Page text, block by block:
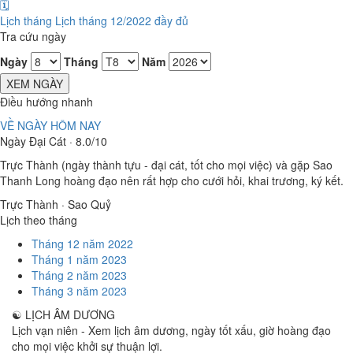
🗓️
Lịch tháng Lịch tháng 12/2022 đầy đủ
Tra cứu ngày
Ngày
Tháng
Năm
XEM NGÀY
Điều hướng nhanh
VỀ NGÀY HÔM NAY
Ngày Đại Cát · 8.0/10
Trực Thành (ngày thành tựu - đại cát, tốt cho mọi việc) và gặp Sao
Thanh Long hoàng đạo nên rất hợp cho cưới hỏi, khai trương, ký kết.
Trực Thành · Sao Quỷ
Lịch theo tháng
Tháng 12 năm 2022
Tháng 1 năm 2023
Tháng 2 năm 2023
Tháng 3 năm 2023
☯ LỊCH ÂM DƯƠNG
Lịch vạn niên - Xem lịch âm dương, ngày tốt xấu, giờ hoàng đạo
cho mọi việc khởi sự thuận lợi.